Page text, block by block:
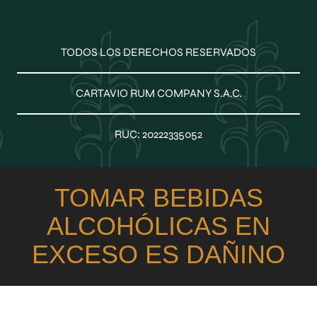
Old Times
Wild (Base Vodka)
Antagonic
Canal ético
TODOS LOS DERECHOS RESERVADOS
CARTAVIO RUM COMPANY S.A.C.
RUC: 20222335052
TOMAR BEBIDAS
ALCOHÓLICAS EN
EXCESO ES DAÑINO